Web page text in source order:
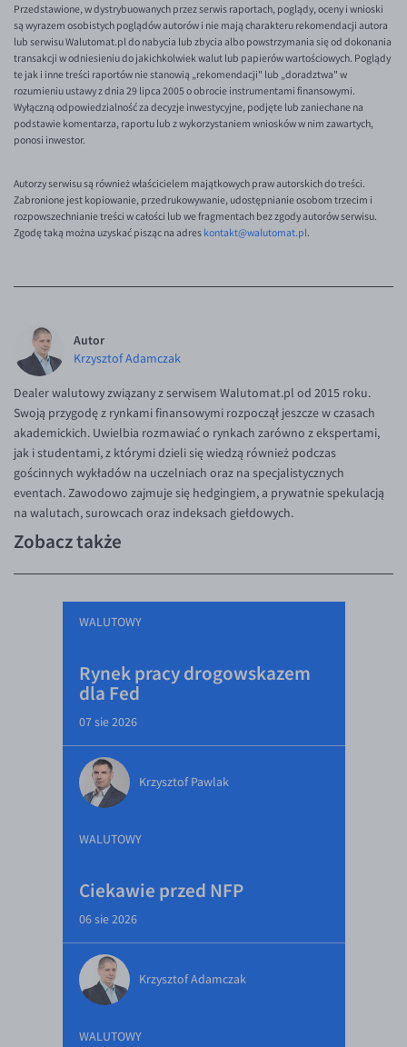
EUR/SEK
EUR/AUD
EUR/BGN
EUR/CAD
EUR/CNY
EUR/HUF
EUR/ILS
EUR/SGD
EUR/TRY
EUR/ZAR
GBP/USD
USD/CHF
GBP/CHF
Przedstawione, w dystrybuowanych przez serwis raportach, poglądy, oceny i wnioski
są wyrazem osobistych poglądów autorów i nie mają charakteru rekomendacji autora
lub serwisu Walutomat.pl do nabycia lub zbycia albo powstrzymania się od dokonania
transakcji w odniesieniu do jakichkolwiek walut lub papierów wartościowych. Poglądy
te jak i inne treści raportów nie stanowią „rekomendacji" lub „doradztwa" w
rozumieniu ustawy z dnia 29 lipca 2005 o obrocie instrumentami finansowymi.
Wyłączną odpowiedzialność za decyzje inwestycyjne, podjęte lub zaniechane na
podstawie komentarza, raportu lub z wykorzystaniem wniosków w nim zawartych,
ponosi inwestor.
Autorzy serwisu są również właścicielem majątkowych praw autorskich do treści.
Zabronione jest kopiowanie, przedrukowywanie, udostępnianie osobom trzecim i
rozpowszechnianie treści w całości lub we fragmentach bez zgody autorów serwisu.
Zgodę taką można uzyskać pisząc na adres kontakt@walutomat.pl.
Autor
Krzysztof Adamczak
Dealer walutowy związany z serwisem Walutomat.pl od 2015 roku.
Swoją przygodę z rynkami finansowymi rozpoczął jeszcze w czasach
akademickich. Uwielbia rozmawiać o rynkach zarówno z ekspertami,
jak i studentami, z którymi dzieli się wiedzą również podczas
gościnnych wykładów na uczelniach oraz na specjalistycznych
eventach. Zawodowo zajmuje się hedgingiem, a prywatnie spekulacją
na walutach, surowcach oraz indeksach giełdowych.
Zobacz także
WALUTOWY
Rynek pracy drogowskazem
dla Fed
07 sie 2026
Krzysztof Pawlak
WALUTOWY
Ciekawie przed NFP
06 sie 2026
Krzysztof Adamczak
WALUTOWY